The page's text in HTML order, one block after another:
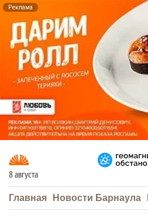
Реклама
8 августа
Главная Новости Барнаула